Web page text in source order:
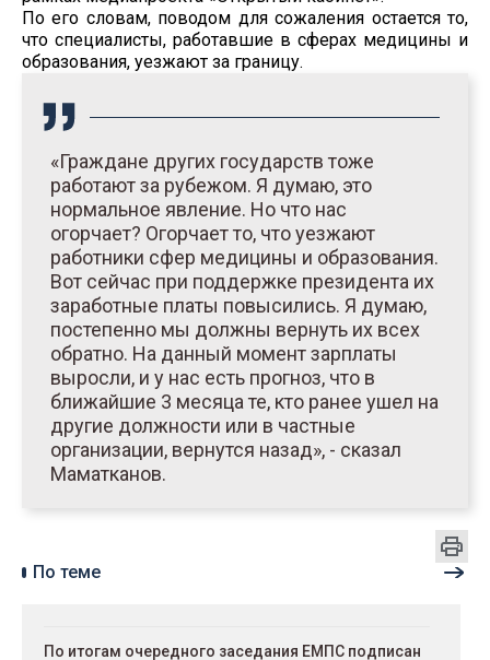
По его словам, поводом для сожаления остается то,
что специалисты, работавшие в сферах медицины и
образования, уезжают за границу.
«Граждане других государств тоже
работают за рубежом. Я думаю, это
нормальное явление. Но что нас
огорчает? Огорчает то, что уезжают
работники сфер медицины и образования.
Вот сейчас при поддержке президента их
заработные платы повысились. Я думаю,
постепенно мы должны вернуть их всех
обратно. На данный момент зарплаты
выросли, и у нас есть прогноз, что в
ближайшие 3 месяца те, кто ранее ушел на
другие должности или в частные
организации, вернутся назад», - сказал
Маматканов.
По теме
По итогам очередного заседания ЕМПС подписан